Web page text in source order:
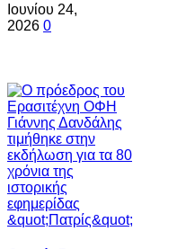
Ιουνίου 24,
2026 0